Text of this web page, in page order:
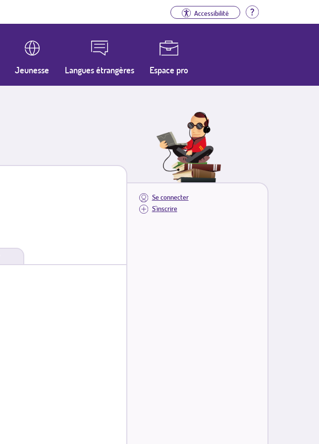
Accessibilité Aide
Jeunesse Langues étrangères Espace pro
Se connecter
S'inscrire